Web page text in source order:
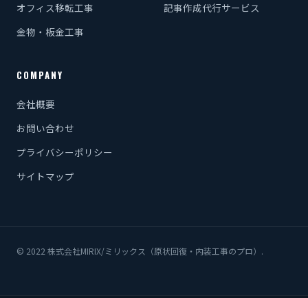
オフィス移転工事
金物・板金工事
記事作成代行サービス
COMPANY
会社概要
お問い合わせ
プライバシーポリシー
サイトマップ
© 2022 株式会社MIRIX/ミリックス（原状回復・内装工事のプロ）.